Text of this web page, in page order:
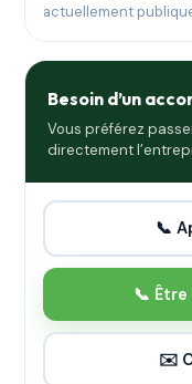
actuellement
Besoin d’un
Vous préférez
directement
📞
📞
✉️